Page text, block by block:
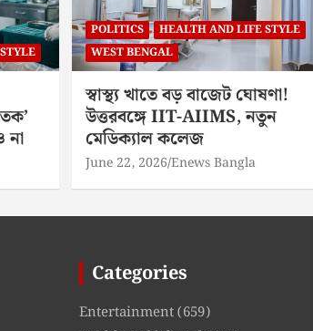
POLITICS
HEALTH AND LIFE STYLE
WEST BENGAL
স্বাস্থ্য খাতে বড় বাজেট ঘোষণা!
উত্তরবঙ্গে IIT-AIIMS, নতুন
মেডিক্যাল কলেজ
June 22, 2026 Enews Bangla
Categories
Entertainment(659)